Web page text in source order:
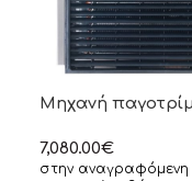
Μηχανή
7,080.00€
στην αναγραφόμενη